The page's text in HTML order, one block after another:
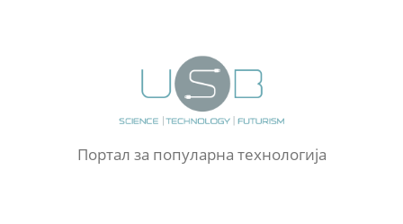
Портал за популарна технологија